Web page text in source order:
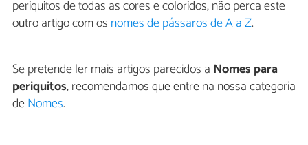
periquitos de todas as cores e coloridos, não perca este
outro artigo com os nomes de pássaros de A a Z.
Se pretende ler mais artigos parecidos a Nomes para
periquitos, recomendamos que entre na nossa categoria
deNomes.